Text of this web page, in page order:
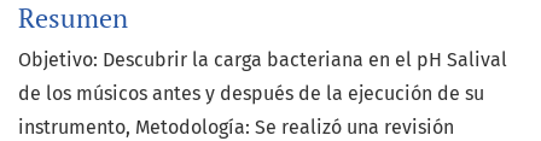
Resumen
Objetivo: Descubrir la carga bacteriana en el pH Salival
de los músicos antes y después de la ejecución de su
instrumento, Metodología: Se realizó una revisión